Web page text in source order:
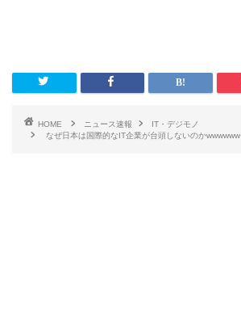
HOME ニュース速報
IT・デジモノ
なぜ日本は国際的なIT企業が台頭しないのかwwwwww